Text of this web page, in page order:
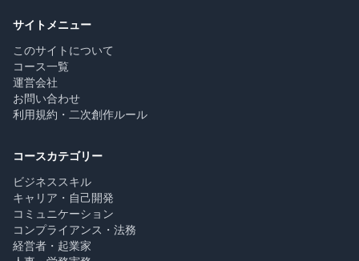
サイトメニュー
このサイトについて
コース一覧
運営会社
お問い合わせ
利用規約・二次創作ルール
コースカテゴリー
ビジネススキル
キャリア・自己開発
コミュニケーション
コンプライアンス・法務
経営者・起業家